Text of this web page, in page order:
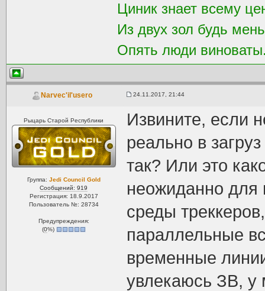
Циник знает всему
Из двух зол будь
Опять люди
Narvec'il'usero 24.11.2017, 21:44
Рыцарь Старой Республики
Группа: Jedi Council Gold
Сообщений: 919
Регистрация: 18.9.2017
Пользователь №: 28734
Предупреждения:
(0%)
Извините, если
реально в
так? Или это
неожиданно для
среды
параллельные
временные
увлекаюсь ЗВ, у